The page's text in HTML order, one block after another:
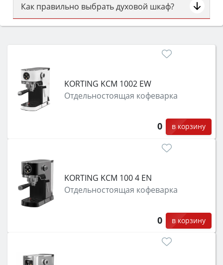
Как правильно выбрать духовой шкаф?
Сначала определитесь с типом (газовый или
затем смотрите на объём 50–70 л для семьи,
функции (конвекция, гриль, самоочистка,
защита от детей).KORTING KCM 1002 EW
Отдельностоящая кофеварка
0 в корзину
KORTING KCM 100 4 EN
Отдельностоящая кофеварка
0 в корзину